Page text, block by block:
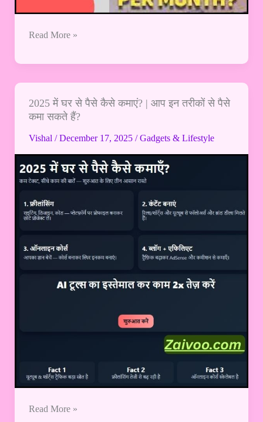
Read More »
2025 में घर से पैसे कैसे कमाएं? | आप इन तरीकों से पैसे
कमा सकते हैं?
Vishal /December 17, 2025 /Gadgets & Lifestyle
2025
में
कैसे
कमाएं?
|
आप
तरीकों
से
Read More »